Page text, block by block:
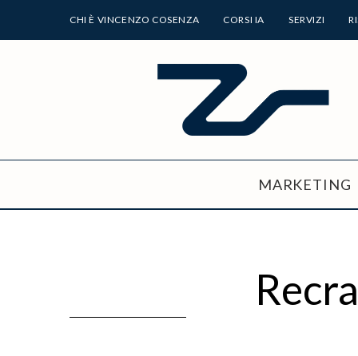
CHI È VINCENZO COSENZA CORSI IA SERVIZI
MARKETING